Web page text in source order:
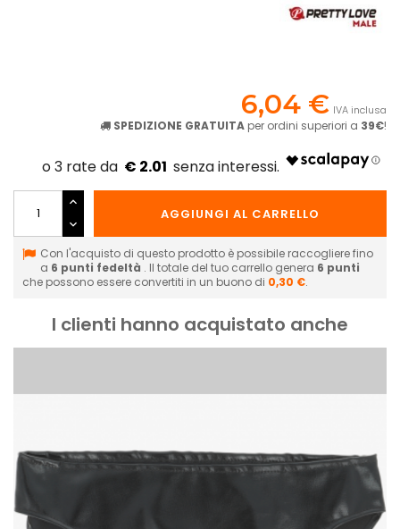
6,04 € IVA inclusa
SPEDIZIONE GRATUITA per ordini superiori a 39€!
€ 2.01
AGGIUNGI AL CARRELLO
Con l'acquisto di questo prodotto è possibile raccogliere fino
a 6 punti fedeltà . Il totale del tuo carrello genera 6 punti
che possono essere convertiti in un buono di 0,30 €.
I clienti hanno acquistato anche